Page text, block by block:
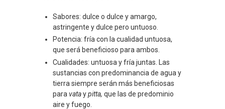
Sabores: dulce o dulce y amargo,
astringente y dulce pero untuoso.
Potencia: fría con la cualidad untuosa,
que será beneficioso para ambos.
Cualidades: untuosa y fría juntas. Las
sustancias con predominancia de agua y
tierra siempre serán más beneficiosas
para vataypitta, que las de predominio
aire y fuego.